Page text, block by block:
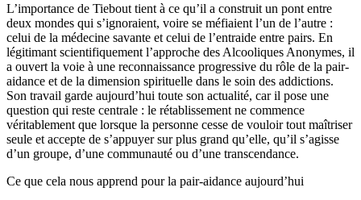
L’importance de Tiebout tient à ce qu’il a construit un pont entre
deux mondes qui s’ignoraient, voire se méfiaient l’un de l’autre :
celui de la médecine savante et celui de l’entraide entre pairs. En
légitimant scientifiquement l’approche des Alcooliques Anonymes, il
a ouvert la voie à une reconnaissance progressive du rôle de la pair-
aidance et de la dimension spirituelle dans le soin des addictions.
Son travail garde aujourd’hui toute son actualité, car il pose une
question qui reste centrale : le rétablissement ne commence
véritablement que lorsque la personne cesse de vouloir tout maîtriser
seule et accepte de s’appuyer sur plus grand qu’elle, qu’il s’agisse
d’un groupe, d’une communauté ou d’une transcendance.
Ce que cela nous apprend pour la pair-aidance aujourd’hui